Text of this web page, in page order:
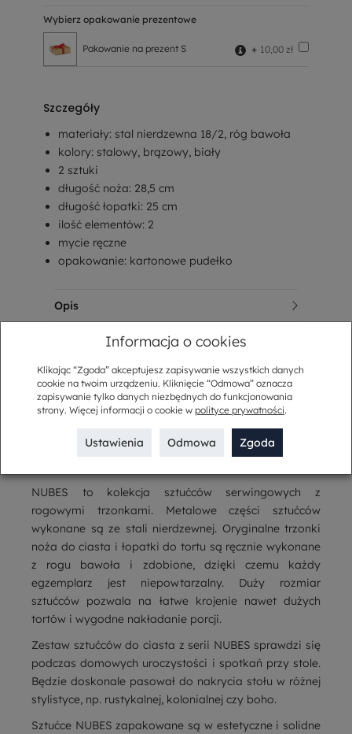
Wybierz opakowanie prezentowe
Pakowanie na prezent S + 10,00 zł
Szczegóły
materiały: stal nierdzewna 18/2, róg bawoła
kolory: stalowy, brązowy, biały
2 sztuki
długość noża: 28,5 cm
długość łopatki: 25 cm
ilość elementów: 2
mycie ręczne
opakowanie: kartonowe pudełko
Opis
Sposób dostawy
Kup w komplecie
NUBES to kolekcja sztućców serwingowych z
rogowymi trzonkami. Metalowe części sztućców
wykonane są ze stali nierdzewnej. Oryginalne trzonki
noża do ciasta i łopatki do tortu są ręcznie wykonane
z rogu bawoła i zdobione, dzięki czemu każdy
egzemplarz jest niepowtarzalny. Duży rozmiar
sztućców pozwala na łatwe krojenie nawet dużych
tortów i wygodne nakładanie porcji.
Zestaw sztućców do ciasta z serii NUBES sprawdzi się
podczas domowych uroczystości i spotkań przy stole.
Będzie doskonale pasował do nakrycia stołu w różnej
stylistyce, np. rustykalnej, kolonialnej czy boho.
Sztućce NUBES zapakowane są w estetyczne i solidne
Informacja o cookies
Klikając “Zgoda” akceptujesz zapisywanie wszystkich danych
cookie na twoim urządzeniu. Kliknięcie “Odmowa” oznacza
zapisywanie tylko danych niezbędnych do funkcjonowania
strony. Więcej informacji o cookie w polityce prywatności.
Ustawienia Odmowa Zgoda